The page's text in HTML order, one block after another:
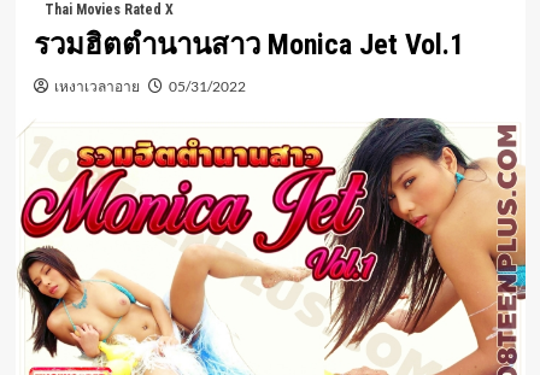
Thai Movies Rated X
รวมฮิตตำนานสาว Monica Jet Vol.1
เหงาเวลาอาย 05/31/2022